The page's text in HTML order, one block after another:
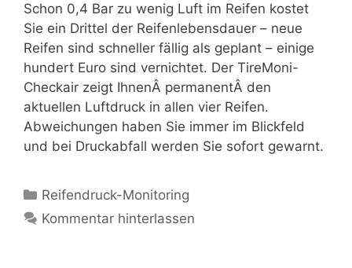
Schon 0,4 Bar zu wenig Luft im Reifen kostet
Sie ein Drittel der Reifenlebensdauer – neue
Reifen sind schneller fällig als geplant – einige
hundert Euro sind vernichtet. Der TireMoni-
Checkair zeigt IhnenÂ permanentÂ den
aktuellen Luftdruck in allen vier Reifen.
Abweichungen haben Sie immer im Blickfeld
und bei Druckabfall werden Sie sofort gewarnt.
Kategorien
Reifendruck-Monitoring
Kommentar hinterlassen